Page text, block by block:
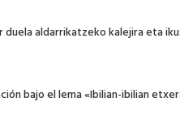
duela aldarrikatzeko kalejira eta
bajo el lema «Ibilian-ibilian